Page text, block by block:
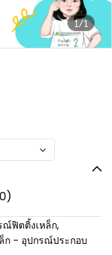
1/1
ณ์ฟิตติ้งเหล็ก,
ก - อุปกรณ์ประกอบ